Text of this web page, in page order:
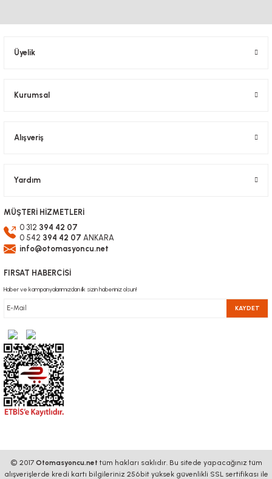
Üyelik
Kurumsal
Alışveriş
Yardım
MÜŞTERİ HİZMETLERİ
0 312 394 42 07
0 542 394 42 07 ANKARA
info@otomasyoncu.net
FIRSAT HABERCİSİ
Haber ve kampanyalarımızdan ilk sizin haberiniz olsun!
KAYDET
© 2017 Otomasyoncu.net tüm hakları saklıdır. Bu sitede yapacağınız tüm
alışverişlerde kredi kartı bilgileriniz 256bit yüksek güvenlikli SSL sertifikası ile